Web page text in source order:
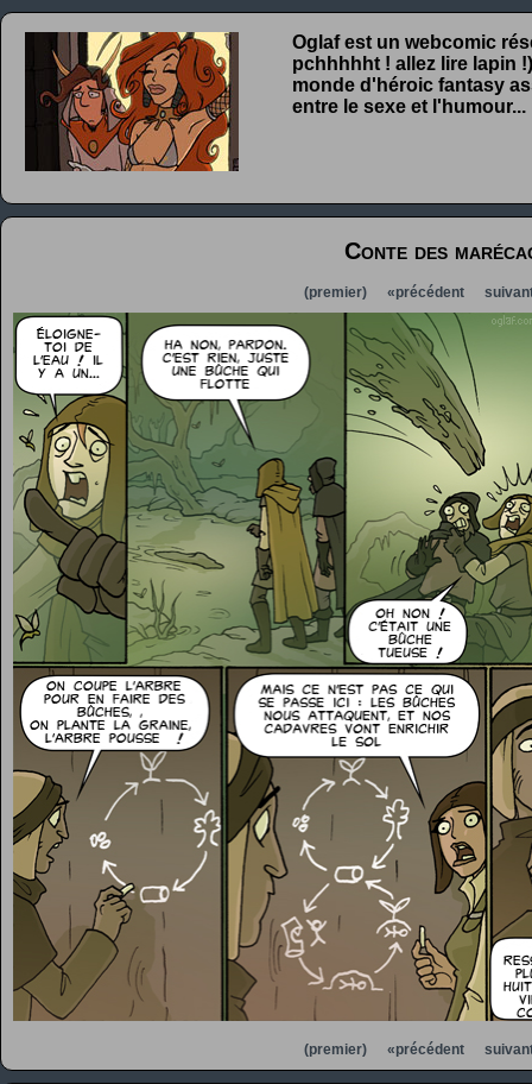
Oglaf est un webcomic
pchhhhht ! allez lire lapin
monde d'héroic fantasy
entre le sexe et l'humour...
Conte des
(premier) «précédent
(premier) «précédent